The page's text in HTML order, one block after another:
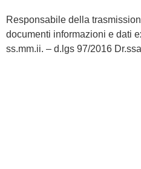
Responsabile della
documenti informazioni e dati
ss.mm.ii. – d.lgs 97/2016